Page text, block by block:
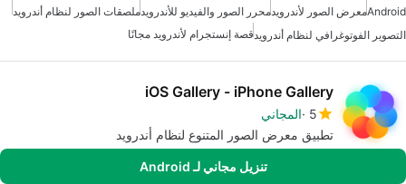
Androidمعرض الصور لأندرويدمحرر الصور والفيديو للأندرويدملصقات الصور لنظام أندرويد
التصوير الفوتوغرافي لنظام أندرويدقصة إنستجرام لأندرويد مجانًا
iOS Gallery - iPhone Gallery
5 المجاني
تطبيق معرض الصور المتنوع لنظام أندرويد
تنزيل مجاني لـ Android